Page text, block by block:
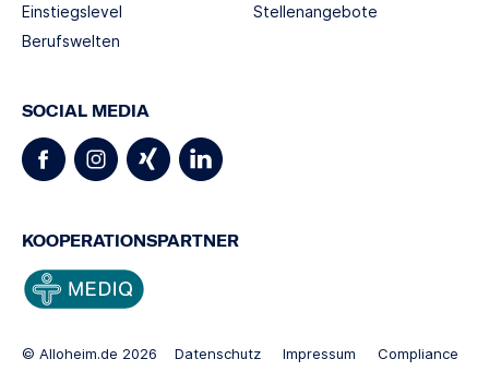
Einstiegslevel
Berufswelten
Stellenangebote
SOCIAL MEDIA
KOOPERATIONSPARTNER
© Alloheim.de 2026 Datenschutz Impressum
Compliance